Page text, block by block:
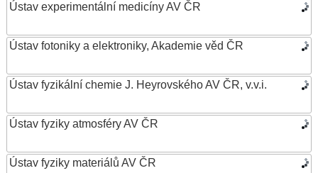
Ústav experimentální medicíny AV ČR
Ústav fotoniky a elektroniky, Akademie věd ČR
Ústav fyzikální chemie J. Heyrovského AV ČR, v.v.i.
Ústav fyziky atmosféry AV ČR
Ústav fyziky materiálů AV ČR